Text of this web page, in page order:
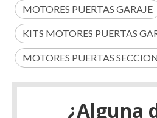
MOTORES PUERTAS GARAJE
KITS MOTORES PUERTAS
MOTORES PUERTAS
¿Alguna